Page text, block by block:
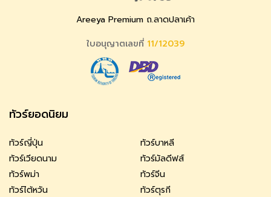
Areeya Premium ถ.ลาดปลาเค้า
ใบอนุญาตเลขที่ 11/12039
ทัวร์ยอดนิยม
ทัวร์ญี่ปุ่น
ทัวร์บาหลี
ทัวร์เวียดนาม
ทัวร์มัลดีฟส์
ทัวร์พม่า
ทัวร์จีน
ทัวร์ไต้หวัน
ทัวร์ตุรกี